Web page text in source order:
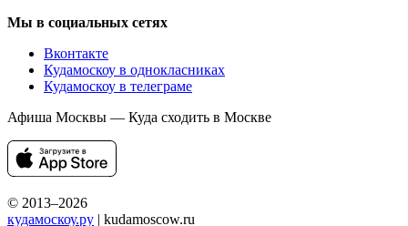
Мы в социальных сетях
Вконтакте
Кудамоскоу в однокласниках
Кудамоскоу в телеграме
Афиша Москвы — Куда сходить в Москве
© 2013–2026
кудамоскоу.ру | kudamoscow.ru